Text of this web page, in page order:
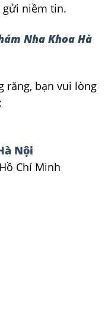
gửi niềm tin.
Nha Khoa Hà
răng, bạn vui lòng
Nội
Chí Minh